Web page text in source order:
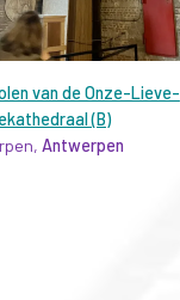
van de Onze-Lieve-
(B)
Antwerpen